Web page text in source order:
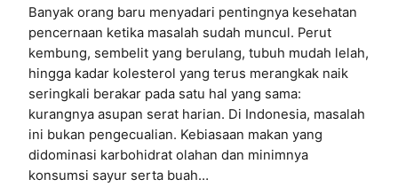
Banyak orang baru menyadari pentingnya kesehatan
pencernaan ketika masalah sudah muncul. Perut
kembung, sembelit yang berulang, tubuh mudah lelah,
hingga kadar kolesterol yang terus merangkak naik
seringkali berakar pada satu hal yang sama:
kurangnya asupan serat harian. Di Indonesia, masalah
ini bukan pengecualian. Kebiasaan makan yang
didominasi karbohidrat olahan dan minimnya
konsumsi sayur serta buah…